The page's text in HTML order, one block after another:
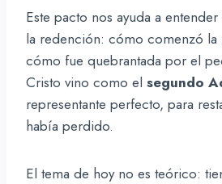
Este pacto nos ayuda a
la redención: cómo comenzó
cómo fue quebrantada por el
Cristo vino como el segundo
representante perfecto, para
había perdido.
El tema de hoy no es teórico: